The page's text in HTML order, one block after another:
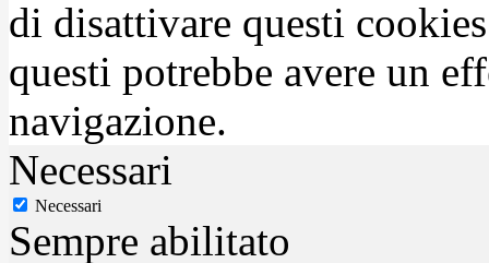
di disattivare questi
questi potrebbe avere un
navigazione.
Necessari
Necessari
Sempre abilitato